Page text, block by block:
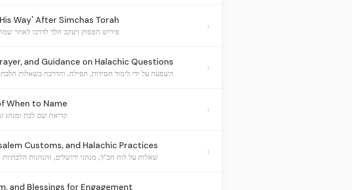
Way' After Simchas Torah
פירוש הפסוק ויעקב הלך לדרכו לאחר ›
and Guidance on Halachic Questions
השפעה על ידי לימוד חסידות, תפילה, והדרכה בשאלות ›
When to Name
קריאת שם לבת ומנהג ›
Customs, and Halachic Practices
שאלות על לוח חב"ד, מנהגי ירושלים, והנהגות הלכתיות ›
and Blessings for Engagement